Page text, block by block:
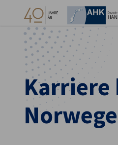
Karriere